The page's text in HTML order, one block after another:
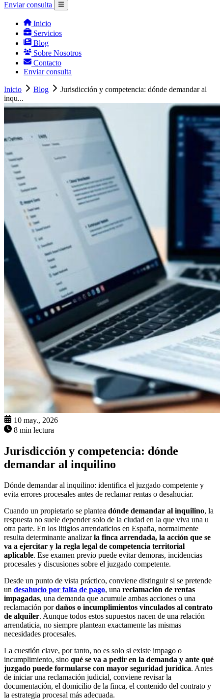
Enviar consulta
Inicio
Servicios
Blog
Sobre Nosotros
Contacto
Enviar consulta
Inicio Blog
Jurisdicción y competencia: dónde demandar al
inqu...
10 may., 2026
8 min lectura
Jurisdicción y competencia: dónde
demandar al inquilino
Dónde demandar al inquilino: identifica el juzgado competente y
evita errores procesales antes de reclamar rentas o desahuciar.
Cuando un propietario se plantea dónde demandar al inquilino, la
respuesta no suele depender solo de la ciudad en la que viva una u
otra parte. En los litigios arrendaticios en España, normalmente
resulta determinante analizarla finca arrendada, la acción que se
va a ejercitar y la regla legal de competencia territorial
aplicable. Ese examen previo puede evitar demoras, incidencias
procesales y discusiones sobre el juzgado competente.
Desde un punto de vista práctico, conviene distinguir si se pretende
un desahucio por falta de pago, una reclamación de rentas
impagadas, una demanda que acumule ambas acciones o una
reclamación pordaños o incumplimientos vinculados al contrato
de alquiler. Aunque todos estos supuestos nacen de una relación
arrendaticia, no siempre plantean exactamente las mismas
necesidades procesales.
La cuestión clave, por tanto, no es solo si existe impago o
incumplimiento, sino qué se va a pedir en la demanda y ante qué
juzgado puede formularse con mayor seguridad jurídica. Antes
de iniciar una reclamación judicial, conviene revisar la
documentación, el domicilio de la finca, el contenido del contrato y
la estrategia procesal más adecuada.